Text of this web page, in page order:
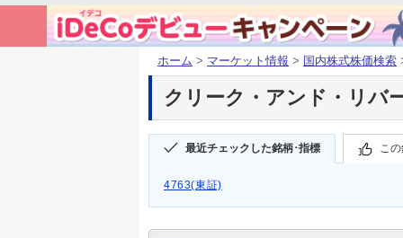
ホーム > マーケット情報 > 国内株式株価検索
クリーク・アンド・リバ
最近チェックした銘柄･指標 こ
4763(東証)